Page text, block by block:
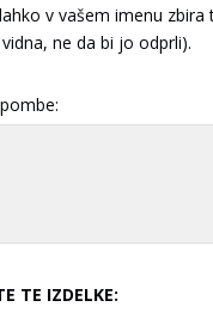
v vašem imenu zbira
ne da bi jo odprli).
TE IZDELKE: